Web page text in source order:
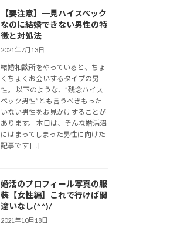
【要注意】一見ハイスペック
なのに結婚できない男性の特
徴と対処法
2021年7月13日
結婚相談所をやっていると、ちょ
くちょくお会いするタイプの男
性。 以下のような、”残念ハイス
ペック男性”とも言うべきもった
いない男性をお見かけすることが
あります。 本日は、そんな婚活沼
にはまってしまった男性に向けた
記事です […]
婚活のプロフィール写真の服
装【女性編】これで行けば間
違いなし(^^)/
2021年10月18日